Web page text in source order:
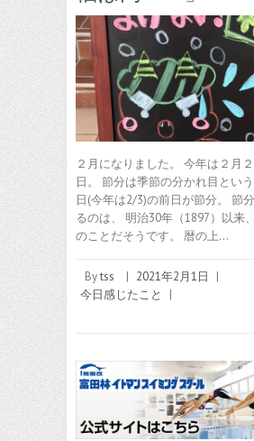
２月になりました。 今年は２月
日。 節分は季節の分かれ目とい
日(今年は2/3)の前日が節分。 節
るのは、 明治30年（1897）以来
のことだそうです。 暦の上…
Bytss | 2021年2月1日
|
今日感じたこと
|